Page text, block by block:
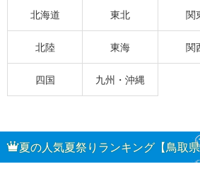
北海道 東北 関
北陸 東海 関
四国 九州・沖縄
夏の人気夏祭りランキング【鳥取